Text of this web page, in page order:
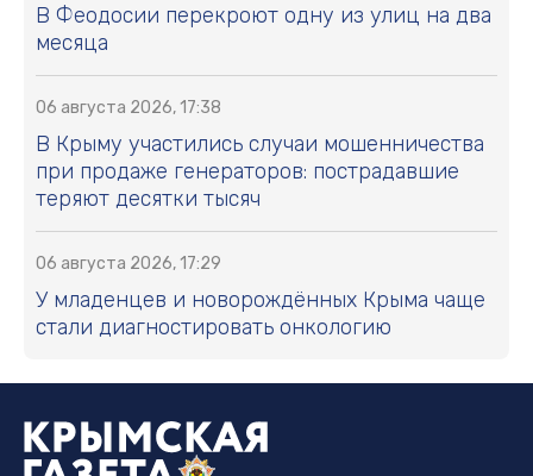
В Феодосии перекроют одну из улиц на два
месяца
06 августа 2026, 17:38
В Крыму участились случаи мошенничества
при продаже генераторов: пострадавшие
теряют десятки тысяч
06 августа 2026, 17:29
У младенцев и новорождённых Крыма чаще
стали диагностировать онкологию